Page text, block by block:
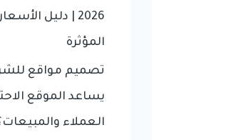
2026 | دليل
المؤثرة
تصميم مواقع
يساعد الموقع
العملاء